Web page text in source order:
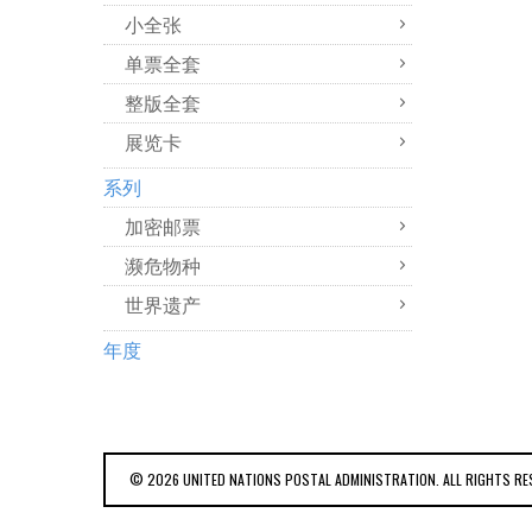
小全张
单票全套
整版全套
展览卡
系列
加密邮票
濒危物种
世界遗产
年度
© 2026 UNITED NATIONS POSTAL ADMINISTRATION. ALL RIGHTS